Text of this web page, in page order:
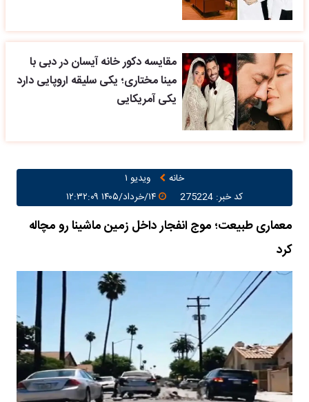
مقایسه دکور خانه آیسان در دبی با
مینا مختاری؛ یکی سلیقه اروپایی دارد
یکی آمریکایی
خانه
ویدیو ۱
کد خبر: 275224
۱۴/خرداد/۱۴۰۵ ۱۲:۳۲:۰۹
معماری طبیعت؛ موج انفجار داخل زمین ماشینا رو مچاله
کرد